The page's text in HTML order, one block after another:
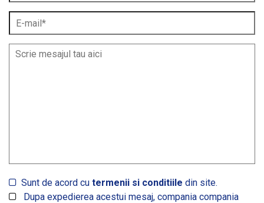
Sunt de acord cu termenii si conditiile din site.
Dupa expedierea acestui mesaj, compania compania